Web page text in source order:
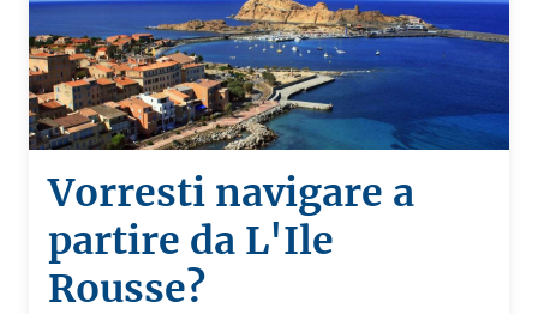
Vorresti navigare a
partire da L'Ile
Rousse?